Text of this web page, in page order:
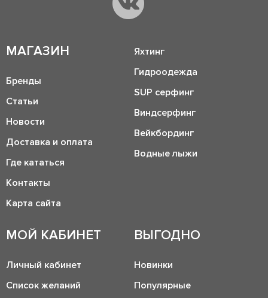
МАГАЗИН
Бренды
Статьи
Новости
Доставка и оплата
Где кататься
Контакты
Карта сайта
Яхтинг
Гидроодежда
SUP серфинг
Виндсерфинг
Вейкбординг
Водные лыжи
МОЙ КАБИНЕТ
Личный кабинет
Список желаний
ВЫГОДНО
Новинки
Популярные